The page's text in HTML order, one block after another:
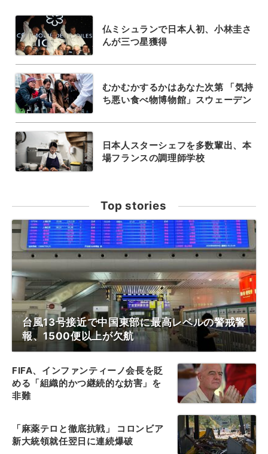
仏ミシュランで日本人初、小林圭さ
んが三つ星獲得
むかむかするかはあなた次第 「気持
ち悪い食べ物博物館」スウェーデン
日本人スターシェフを多数輩出、本
場フランスの調理師学校
Top stories
台風13号接近で中国東部に最高レベルの警戒警
報、1500便以上が欠航
FIFA、インファンティーノ会長を貶
める「組織的かつ継続的な妨害」を
非難
「麻薬テロと徹底抗戦」 コロンビア
新大統領就任翌日に連続爆破